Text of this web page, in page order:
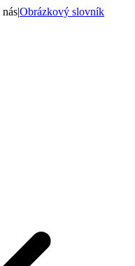
|Obrázkový slovník